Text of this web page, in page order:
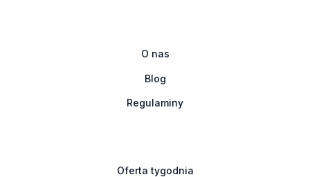
O nas
Blog
Regulaminy
Oferta tygodnia